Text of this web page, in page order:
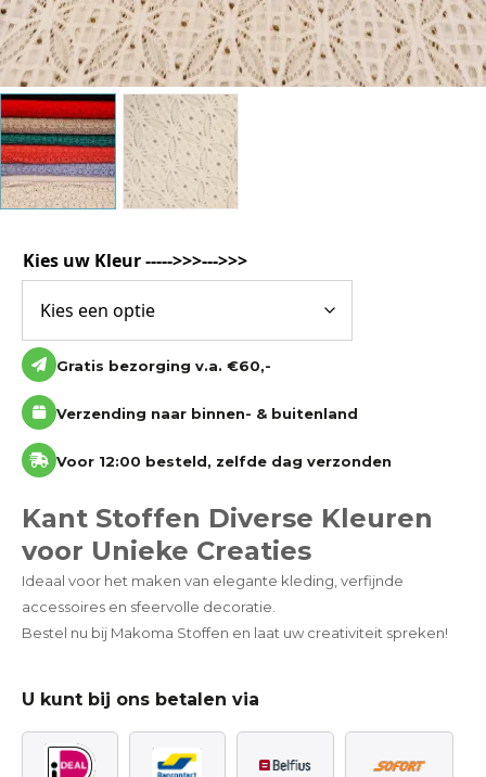
Kies uw Kleur ----->>>--->>>
Gratis bezorging v.a. €60,-
Verzending naar binnen- & buitenland
Voor 12:00 besteld, zelfde dag verzonden
Kant Stoffen Diverse Kleuren
voor Unieke Creaties
Ideaal voor het maken van elegante kleding, verfijnde
accessoires en sfeervolle decoratie.
Bestel nu bij Makoma Stoffen en laat uw creativiteit spreken!
U kunt bij ons betalen via